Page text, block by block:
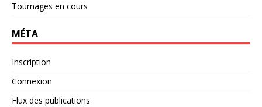
Tournages en cours
MÉTA
Inscription
Connexion
Flux des publications